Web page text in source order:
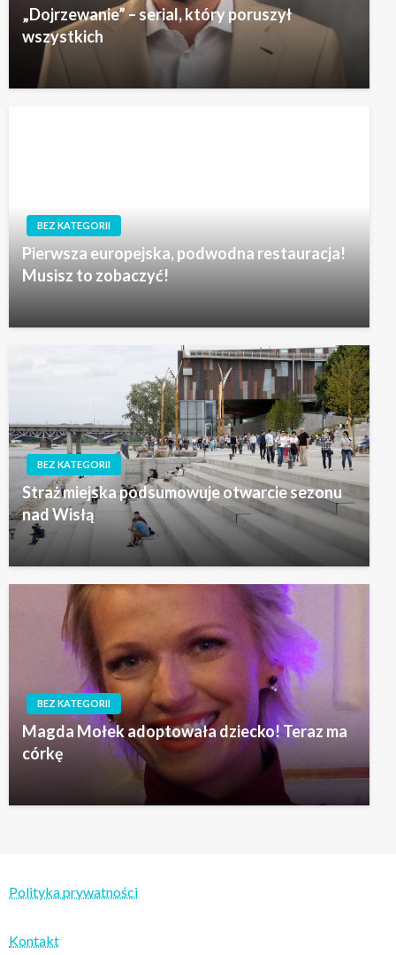
„Dojrzewanie” – serial, który poruszył
wszystkich
BEZ KATEGORII
Pierwsza europejska, podwodna restauracja!
Musisz to zobaczyć!
BEZ KATEGORII
Straż miejska podsumowuje otwarcie sezonu
nad Wisłą
BEZ KATEGORII
Magda Mołek adoptowała dziecko! Teraz ma
córkę
Polityka prywatności
Kontakt